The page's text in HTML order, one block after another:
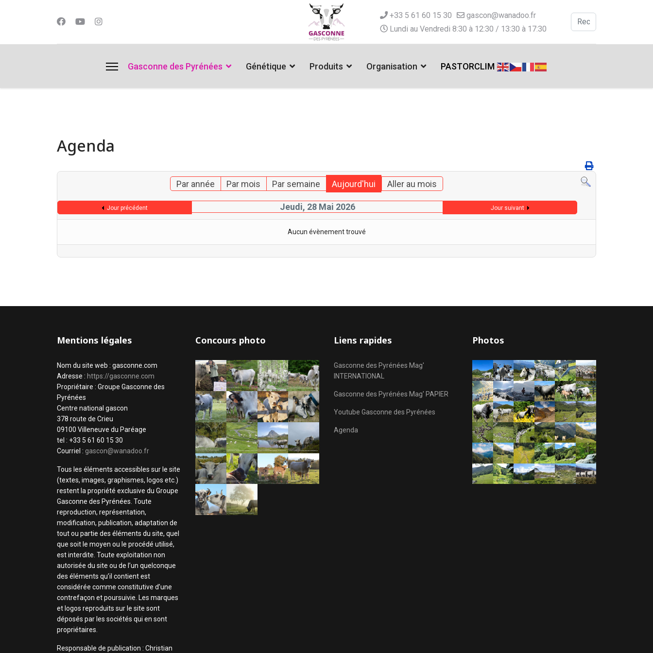
+33 5 61 60 15 30
gascon@wanadoo.fr
Lundi au Vendredi 8:30 à 12:30 / 13:30 à 17:30
Valider
Gasconne des Pyrénées Génétique Produits Organisation PASTORCLIM
Agenda
Par année Par mois Par semaine Aujourd'hui Aller au mois
Jour précédent Jeudi, 28 Mai 2026 Jour suivant
Aucun évènement trouvé
Mentions légales
Nom du site web : gasconne.com
Adresse : https://gasconne.com
Propriétaire : Groupe Gasconne des
Pyrénées
Centre national gascon
378 route de Crieu
09100 Villeneuve du Paréage
tel : +33 5 61 60 15 30
Courriel : gascon@wanadoo.fr
Tous les éléments accessibles sur le site
(textes, images, graphismes, logos etc.)
restent la propriété exclusive du Groupe
Gasconne des Pyrénées. Toute
reproduction, représentation,
modification, publication, adaptation de
tout ou partie des éléments du site, quel
que soit le moyen ou le procédé utilisé,
est interdite. Toute exploitation non
autorisée du site ou de l’un quelconque
des éléments qu’il contient est
considérée comme constitutive d’une
contrefaçon et poursuivie. Les marques
et logos reproduits sur le site sont
déposés par les sociétés qui en sont
propriétaires.
Responsable de publication : Christian
Concours photo Liens rapides
Gasconne des Pyrénées Mag'
INTERNATIONAL
Gasconne des Pyrénées Mag' PAPIER
Youtube Gasconne des Pyrénées
Agenda
Photos